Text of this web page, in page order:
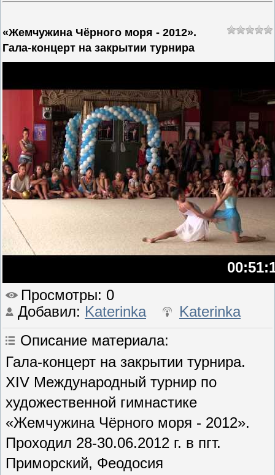
«Жемчужина Чёрного моря - 2012».
Гала-концерт на закрытии турнира
Просмотры: 0
Добавил: Katerinka
Katerinka
Описание материала:
Гала-концерт на закрытии турнира.
XIV Международный турнир по
художественной гимнастике
«Жемчужина Чёрного моря - 2012».
Проходил 28-30.06.2012 г. в пгт.
Приморский, Феодосия